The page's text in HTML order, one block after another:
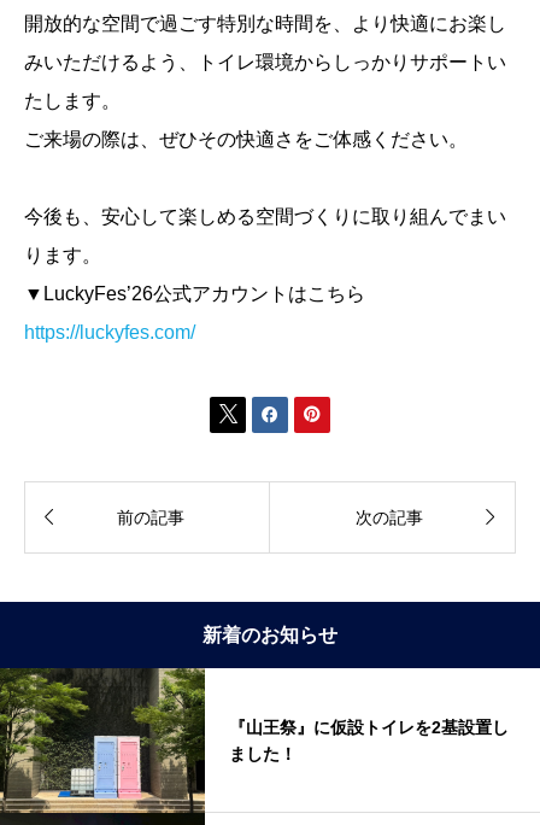
開放的な空間で過ごす特別な時間を、より快適にお楽し
みいただけるよう、トイレ環境からしっかりサポートい
たします。
ご来場の際は、ぜひその快適さをご体感ください。
今後も、安心して楽しめる空間づくりに取り組んでまい
ります。
▼LuckyFes’26公式アカウントはこちら
https://luckyfes.com/
  
 前の記事 次の記事 
新着のお知らせ
『山王祭』に仮設トイレを2基設置し
ました！